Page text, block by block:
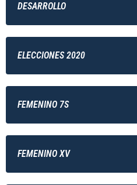
DESARROLLO
ELECCIONES 2020
FEMENINO 7S
FEMENINO XV